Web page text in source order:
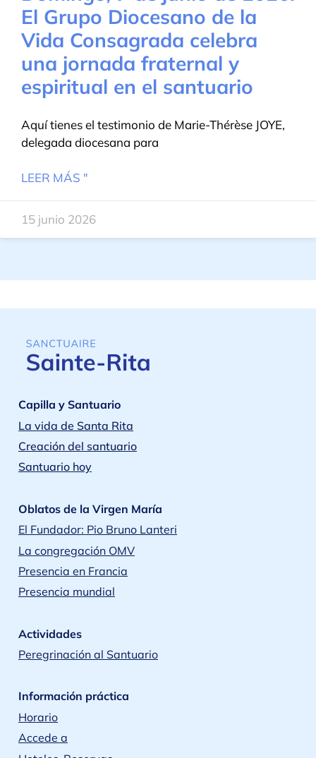
El Grupo Diocesano de la
Vida Consagrada celebra
una jornada fraternal y
espiritual en el santuario
Aquí tienes el testimonio de Marie-Thérèse JOYE,
delegada diocesana para
LEER MÁS "
15 junio 2026
Capilla y Santuario
La vida de Santa Rita
Creación del santuario
Santuario hoy
Oblatos de la Virgen María
El Fundador: Pio Bruno Lanteri
La congregación OMV
Presencia en Francia
Presencia mundial
Actividades
Peregrinación al Santuario
Información práctica
Horario
Accede a